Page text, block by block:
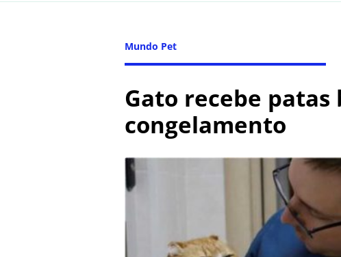
Mundo Pet
Gato recebe
congelamento